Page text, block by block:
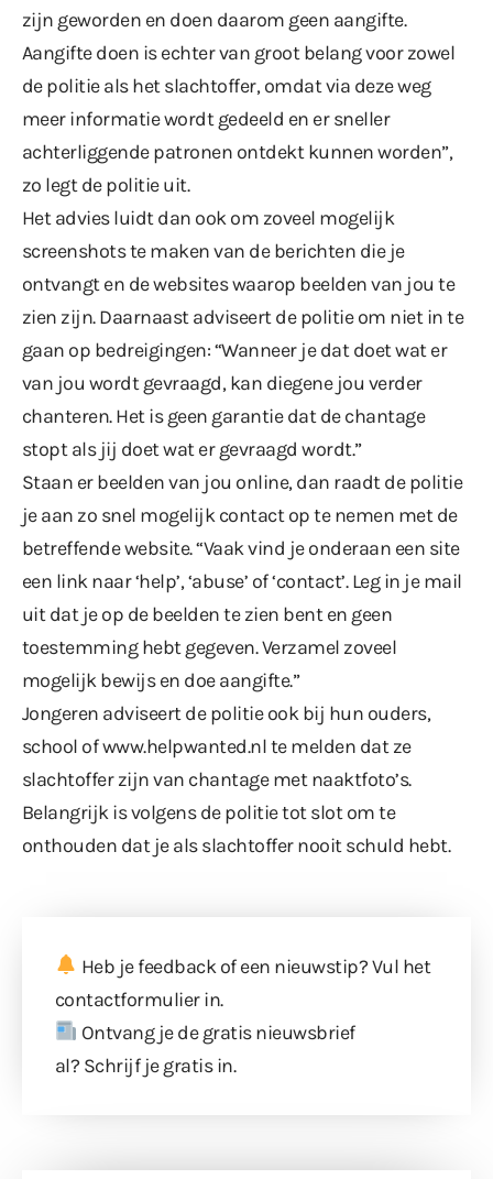
zijn geworden en doen daarom geen aangifte.
Aangifte doen is echter van groot belang voor zowel
de politie als het slachtoffer, omdat via deze weg
meer informatie wordt gedeeld en er sneller
achterliggende patronen ontdekt kunnen worden”,
zo legt de politie uit.
Het advies luidt dan ook om zoveel mogelijk
screenshots te maken van de berichten die je
ontvangt en de websites waarop beelden van jou te
zien zijn. Daarnaast adviseert de politie om niet in te
gaan op bedreigingen: “Wanneer je dat doet wat er
van jou wordt gevraagd, kan diegene jou verder
chanteren. Het is geen garantie dat de chantage
stopt als jij doet wat er gevraagd wordt.”
Staan er beelden van jou online, dan raadt de politie
je aan zo snel mogelijk contact op te nemen met de
betreffende website. “Vaak vind je onderaan een site
een link naar ‘help’, ‘abuse’ of ‘contact’. Leg in je mail
uit dat je op de beelden te zien bent en geen
toestemming hebt gegeven. Verzamel zoveel
mogelijk bewijs en doe aangifte.”
Jongeren adviseert de politie ook bij hun ouders,
school ofwww.helpwanted.nlte melden dat ze
slachtoffer zijn van chantage met naaktfoto’s.
Belangrijk is volgens de politie tot slot om te
onthouden dat je als slachtoffer nooit schuld hebt.
Heb je feedback of een nieuwstip? Vul het
contactformulierin.
Ontvang je de gratis nieuwsbrief
al? Schrijf je gratis in.